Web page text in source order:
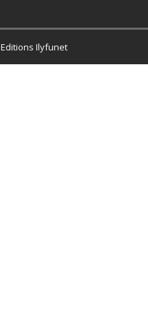
Editions Ilyfunet